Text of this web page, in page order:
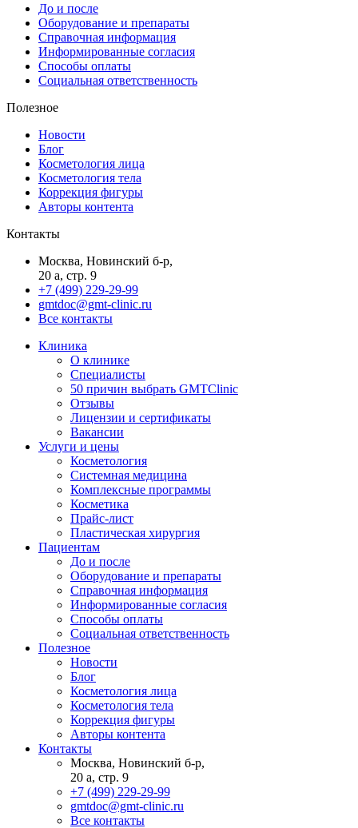
До и после
Оборудование и препараты
Справочная информация
Информированные согласия
Способы оплаты
Социальная ответственность
Полезное
Новости
Блог
Косметология лица
Косметология тела
Коррекция фигуры
Авторы контента
Контакты
Москва, Новинский б-р,
20 а, стр. 9
+7 (499) 229-29-99
gmtdoc@gmt-clinic.ru
Все контакты
Клиника
О клинике
Специалисты
50 причин выбрать GMTClinic
Отзывы
Лицензии и сертификаты
Вакансии
Услуги и цены
Косметология
Системная медицина
Комплексные программы
Косметика
Прайс-лист
Пластическая хирургия
Пациентам
До и после
Оборудование и препараты
Справочная информация
Информированные согласия
Способы оплаты
Социальная ответственность
Полезное
Новости
Блог
Косметология лица
Косметология тела
Коррекция фигуры
Авторы контента
Контакты
Москва, Новинский б-р,
20 а, стр. 9
+7 (499) 229-29-99
gmtdoc@gmt-clinic.ru
Все контакты